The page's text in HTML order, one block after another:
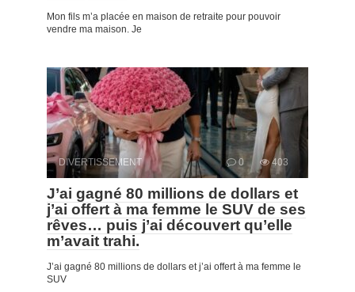
Mon fils m’a placée en maison de retraite pour pouvoir
vendre ma maison. Je
DIVERTISSEMENT 0 403
J’ai gagné 80 millions de dollars et
j’ai offert à ma femme le SUV de ses
rêves… puis j’ai découvert qu’elle
m’avait trahi.
J’ai gagné 80 millions de dollars et j’ai offert à ma femme le
SUV